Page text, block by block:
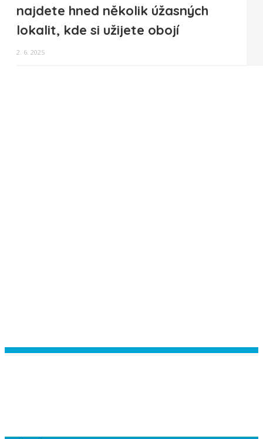
najdete hned několik úžasných
lokalit, kde si užijete obojí
2. 6. 2025